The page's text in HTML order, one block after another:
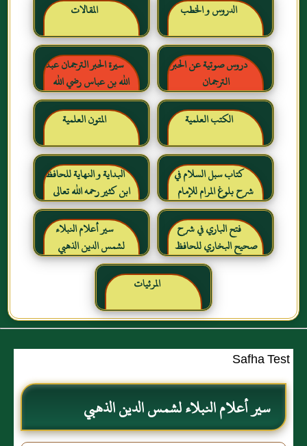
الدروس و الخطب المقالات
دروس صوتية عن الحبر
الترجمان
سيرة الحبر الترجمان عبد
الله بن عباس رضي الله
عنهما
الكتب العلمية
المتون العلمية
كتاب سبل السلام في
شرح بلوغ المرام للإمام
الصنعاني رحمه الله
البداية و النهاية للحافظ
ابن كثير رحمه الله تعالى
فتح الباري في شرح
صحيح البخاري للحافظ
ابن حجر العسقلاني
سير أعلام النبلاء
لشمس الدين الذهبي
المرئيات
Safha Test
سير أعلام النبلاء لشمس الدين الذهبي